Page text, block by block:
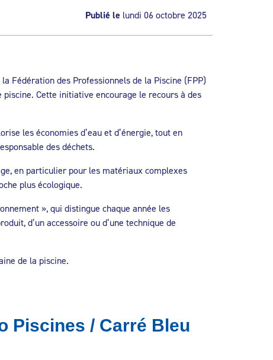
Publié le lundi 06 octobre 2025
Fédération des Professionnels de la Piscine (FPP)
Cette initiative encourage le recours à des
les économies d’eau et d’énergie, tout en
des déchets.
en particulier pour les matériaux complexes
plus écologique.
», qui distingue chaque année les
d’un accessoire ou d’une technique de
de la piscine.
Piscines / Carré Bleu